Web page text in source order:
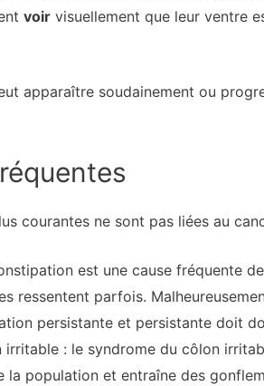
voirvisuellement que leur ventre
apparaître soudainement ou
courantes ne sont pas liées au
est une cause fréquente
ressentent parfois.
persistante et persistante doit
irritable : le syndrome du côlon
la population et entraîne des